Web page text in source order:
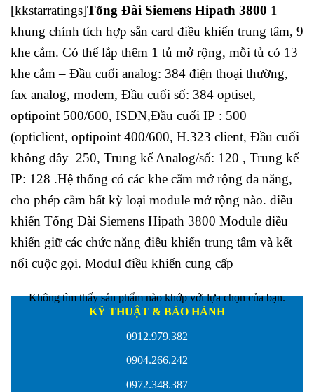
KỸ THUẬT & BẢO HÀNH
0912.979.382
0904.266.242
0972.348.387
[kkstarratings]Tổng Đài Siemens Hipath 3800 1
khung chính tích hợp sẵn card điều khiển trung tâm, 9
khe cắm. Có thể lắp thêm 1 tủ mở rộng, mỗi tủ có 13
khe cắm – Đầu cuối analog: 384 điện thoại thường,
fax analog, modem, Đầu cuối số: 384 optiset,
optipoint 500/600, ISDN,Đầu cuối IP : 500
(opticlient, optipoint 400/600, H.323 client, Đầu cuối
không dây 250, Trung kế Analog/số: 120 , Trung kế
IP: 128 .Hệ thống có các khe cắm mở rộng đa năng,
cho phép cắm bất kỳ loại module mở rộng nào. điều
khiển Tổng Đài Siemens Hipath 3800 Module điều
khiển giữ các chức năng điều khiển trung tâm và kết
nối cuộc gọi. Modul điều khiển cung cấp
Không tìm thấy sản phẩm nào khớp với lựa chọn của bạn.